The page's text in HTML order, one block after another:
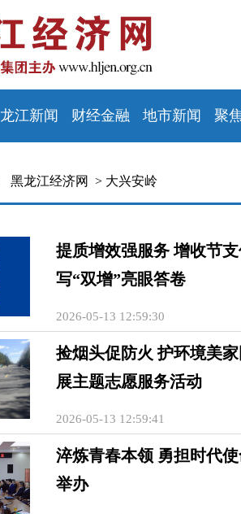
龙江新闻 财经金融 地市新闻 聚
黑龙江经济网 > 大兴安岭
提质增效强服务 增收节
写“双增”亮眼答卷
2026-05-13 12:59:30
捡烟头促防火 护环境美
展主题志愿服务活动
2026-05-13 12:59:41
淬炼青春本领 勇担时代
举办